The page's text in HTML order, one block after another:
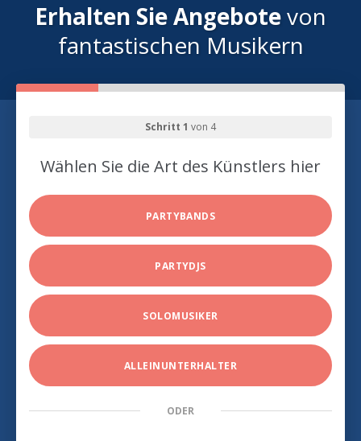
Erhalten Sie Angebotevon
fantastischen Musikern
Schritt 1 von 4
Wählen Sie die Art des Künstlers hier
PARTYBANDS
PARTYDJS
SOLOMUSIKER
ALLEINUNTERHALTER
ODER